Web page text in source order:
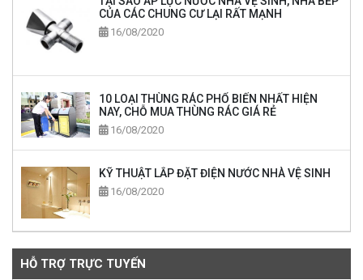
CỦA CÁC CHUNG CƯ LẠI RẤT MẠNH
16/08/2020
10 LOẠI THÙNG RÁC PHỔ BIẾN NHẤT HIỆN
NAY, CHỖ MUA THÙNG RÁC GIÁ RẺ
16/08/2020
KỸ THUẬT LẮP ĐẶT ĐIỆN NƯỚC NHÀ VỆ SINH
16/08/2020
HỖ TRỢ TRỰC TUYẾN